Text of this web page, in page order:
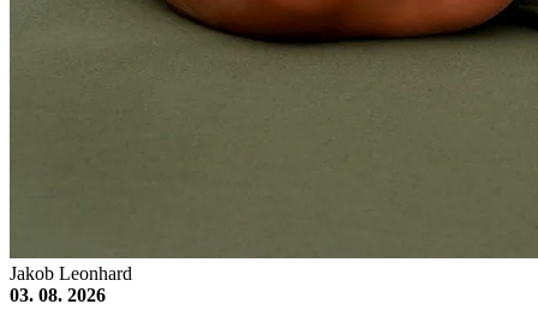
Jakob Leonhard
03. 08. 2026